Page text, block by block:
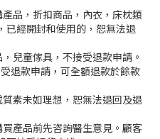
品，折扣商品，內衣，床枕類
已經開封和使用的，恕無法退
兒童傢具，不接受退款申請。
退款申請，可全額退款於餘款
素未如理想，恕無法退回及退
產品前先咨詢醫生意見。顧客